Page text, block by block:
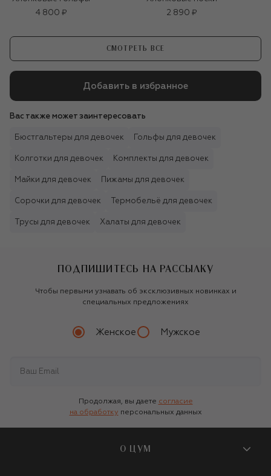
4 800 ₽
2 890 ₽
СМОТРЕТЬ ВСЕ
Добавить в избранное
Вас также может заинтересовать
Бюстгальтеры для девочек Гольфы для девочек
Колготки для девочек Комплекты для девочек
Майки для девочек Пижамы для девочек
Сорочки для девочек Термобельё для девочек
Трусы для девочек Халаты для девочек
ПОДПИШИТЕСЬ НА РАССЫЛКУ
Чтобы первыми узнавать об эксклюзивных новинках и
специальных предложениях
Женское Мужское
Продолжая, вы даете согласие
на обработку персональных данных
О ЦУМ